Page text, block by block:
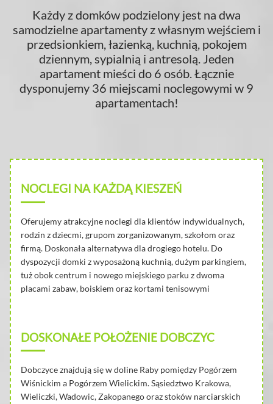
Każdy z domków podzielony jest na dwa
samodzielne apartamenty z własnym wejściem i
przedsionkiem, łazienką, kuchnią, pokojem
dziennym, sypialnią i antresolą. Jeden
apartament mieści do 6 osób. Łącznie
dysponujemy 36 miejscami noclegowymi w 9
apartamentach!
NOCLEGI NA KAŻDĄ KIESZEŃ
Oferujemy atrakcyjne noclegi dla klientów indywidualnych,
rodzin z dziecmi, grupom zorganizowanym, szkołom oraz
firmą. Doskonała alternatywa dla drogiego hotelu. Do
dyspozycji domki z wyposażoną kuchnią, dużym parkingiem,
tuż obok centrum i nowego miejskiego parku z dwoma
placami zabaw, boiskiem oraz kortami tenisowymi
DOSKONAŁE POŁOŻENIE DOBCZYC
Dobczyce znajdują się w doline Raby pomiędzy Pogórzem
Wiśnickim a Pogórzem Wielickim. Sąsiedztwo Krakowa,
Wieliczki, Wadowic, Zakopanego oraz stoków narciarskich